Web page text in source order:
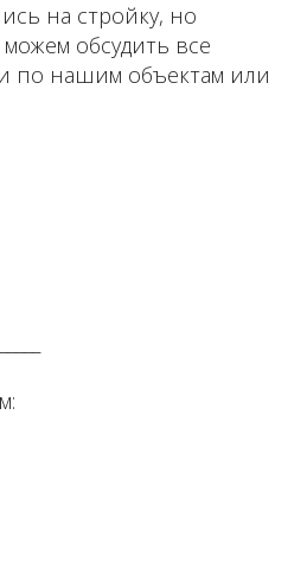
на стройку, но
обсудить все
по нашим объектам или
⁣⁣⠀⁣⁣⠀⁣⁣⠀⁣⁣⠀⁣⁣⠀⁣⁣⠀